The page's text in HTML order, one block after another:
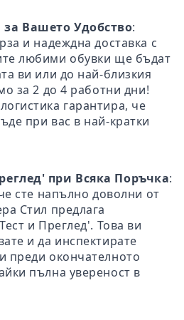
за Вашето Удобство:
и надеждна доставка с
любими обувки ще бъдат
ви или до най-близкия
за 2 до 4 работни дни!
гарантира, че
при вас в най-кратки
при Всяка Поръчка:
сте напълно доволни от
Стил предлага
и Преглед'. Това ви
и да инспектирате
преди окончателното
пълна увереност в